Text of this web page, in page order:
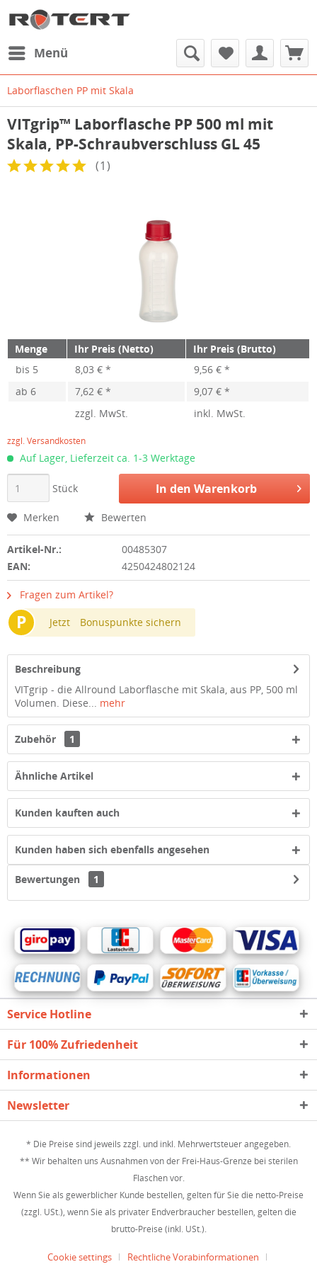
Menü
Laborflaschen PP mit Skala
VITgrip™ Laborflasche PP 500 ml mit
Skala, PP-Schraubverschluss GL 45
(1)
Menge Ihr Preis (Netto)
Ihr Preis (Brutto)
bis 5 8,03 € *
9,56 € *
ab 6 7,62 € *
9,07 € *
zzgl. MwSt.
inkl. MwSt.
zzgl. Versandkosten
Auf Lager, Lieferzeit ca. 1-3 Werktage
Stück In den Warenkorb
Merken Bewerten
Artikel-Nr.:
00485307
EAN:
4250424802124
Fragen zum Artikel?
P Jetzt Bonuspunkte sichern
Beschreibung
VITgrip - die Allround Laborflasche mit Skala, aus PP, 500 ml
Volumen. Diese... mehr
Zubehör 1
Ähnliche Artikel
Kunden kauften auch
Kunden haben sich ebenfalls angesehen
Bewertungen 1
Service Hotline
Für 100% Zufriedenheit
Informationen
Newsletter
* Die Preise sind jeweils zzgl. und inkl. Mehrwertsteuer angegeben.
** Wir behalten uns Ausnahmen von der Frei-Haus-Grenze bei sterilen
Flaschen vor.
Wenn Sie als gewerblicher Kunde bestellen, gelten für Sie die netto-Preise
(zzgl. USt.), wenn Sie als privater Endverbraucher bestellen, gelten die
brutto-Preise (inkl. USt.).
Cookie settings Rechtliche Vorabinformationen